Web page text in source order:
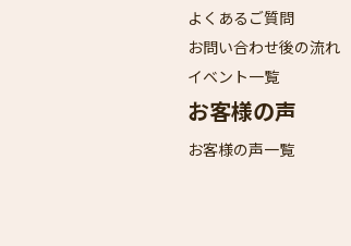
よくあるご質問
お問い合わせ後の流れ
イベント一覧
お客様の声
お客様の声一覧